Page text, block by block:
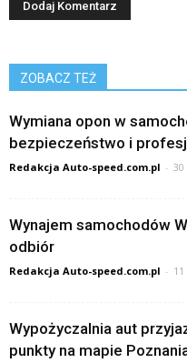
ZOBACZ TEŻ
Wymiana opon w
bezpieczeństwo i
Redakcja Auto-speed.com.pl -
Wynajem samochodów
odbiór
Redakcja Auto-speed.com.pl -
Wypożyczalnia aut
punkty na mapie